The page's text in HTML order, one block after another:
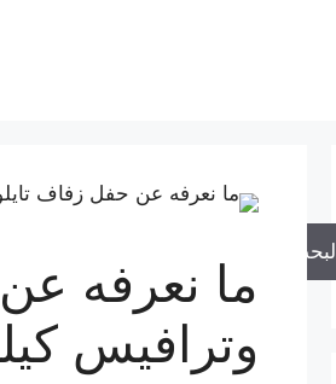
ما نعرفه
وترافيس
البحث